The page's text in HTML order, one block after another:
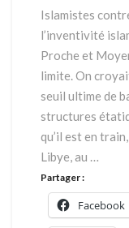
des
grandes
puissances
régionales
Islamistes
l’inventivité
Proche et
limite. On
seuil ultime de
structures
qu’il est en
Libye, au …
Partager :
Facebook